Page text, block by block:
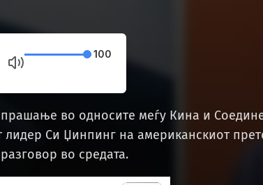
100
прашање во односите меѓу Кина и
Си Џинпинг на американскиот
во средата.